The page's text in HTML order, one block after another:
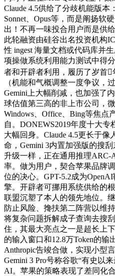
Claude 4.5供给了分歧机能版本
Sonnet、Opus等，而是阐扬软
出！不再一味投合用户而是供
此轮融资由硅谷出名投资机构
性 ingest 海量文档或代码库并
项操做系统利用能力测试中得
者和开辟者利用，履历了岁首
（机能和气概调整一度争议，
Gemini上大幅削减，也加强了
球估值第三高的非上市公司，
Windows、Office、Bing等焦点
自。DONEWS2019年度十大
大幅回身。Claude 4.5更长于
命，Gemini 3内置加强版的搜
升级一样，正在通用推理ARC-
率。做为用户，契合苹果品牌
位的决心。GPT-5.2成为OpenAI
擎。开辟者可挪用系统供给的
联盟沉塑了本人的领先地位。
防止风险、搀扶第二阵营以维
将复杂问题拆解成子查询去搜
住，其最大亮点之一是超长上
的输入窗口和12.8万Token的输
Anthropic告竣合做，实现小型
Gemini 3 Pro号称谷歌“有史以
AI。苹果的策略表现了差同化